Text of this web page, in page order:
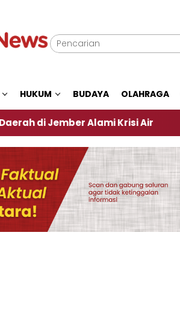
HUKUM BUDAYA OLAHRAGA
Alami Krisi Air Harga